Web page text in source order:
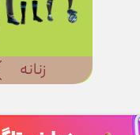
زنانه